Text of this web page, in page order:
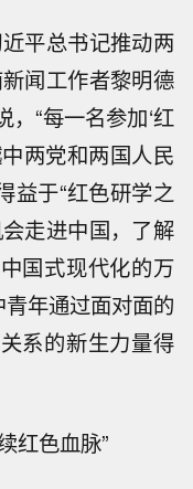
平总书记推动两
闻工作者黎明德
“每一名参加‘红
两党和两国人民
益于“红色研学之
走进中国，了解
国式现代化的万
青年通过面对面的
系的新生力量得
红色血脉”